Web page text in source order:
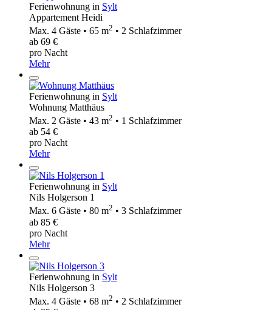
Ferienwohnung in Sylt
Appartement Heidi
Max. 4 Gäste • 65 m2 • 2 Schlafzimmer
ab 69 €
pro Nacht
Mehr
Ferienwohnung in Sylt
Wohnung Matthäus
Max. 2 Gäste • 43 m2 • 1 Schlafzimmer
ab 54 €
pro Nacht
Mehr
Ferienwohnung in Sylt
Nils Holgerson 1
Max. 6 Gäste • 80 m2 • 3 Schlafzimmer
ab 85 €
pro Nacht
Mehr
Ferienwohnung in Sylt
Nils Holgerson 3
Max. 4 Gäste • 68 m2 • 2 Schlafzimmer